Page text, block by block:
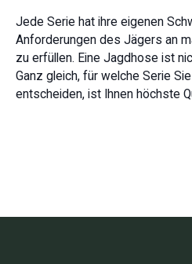
Jede Serie hat ihre eigenen
Anforderungen des Jägers an
zu erfüllen. Eine Jagdhose ist
Ganz gleich, für welche Serie
entscheiden, ist Ihnen höchste